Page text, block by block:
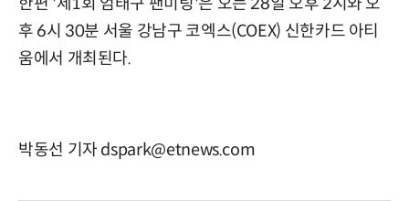
후 6시 30분 서울 강남구 코엑스(COEX) 신한카드 아티
움에서 개최된다.
박동선 기자 dspark@etnews.com